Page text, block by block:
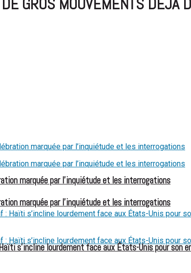
marquée par l’inquiétude et les interrogations
marquée par l’inquiétude et les interrogations
s’incline lourdement face aux États-Unis pour son
GROS MOUVEMENTS DÉJÀ